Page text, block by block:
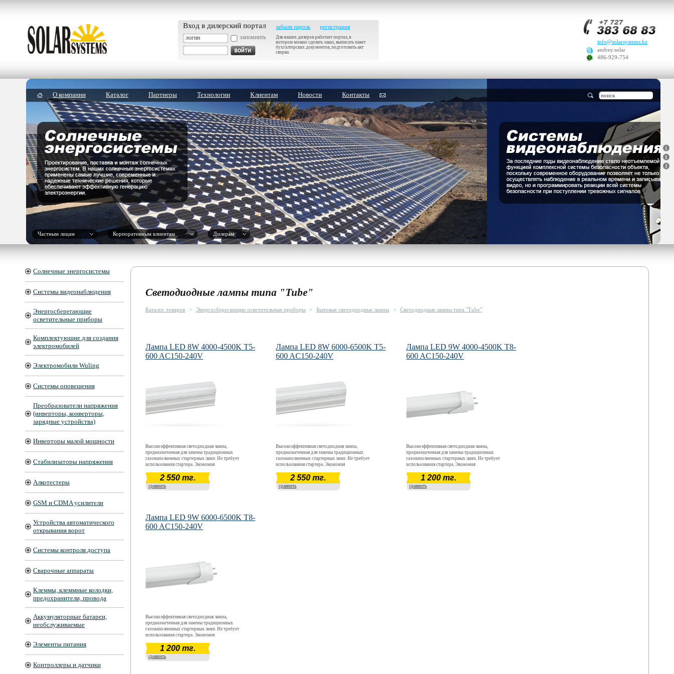
Вход в дилерский портал
запомнить
забыли пароль регистрация
Для наших дилеров работает портал, в
котором можно сделать заказ, выписать пакет
бухгалтерских документов, подготовить акт
сверки.
info@solarsystems.kz
andrey.solar
486-929-754
О компании Каталог Партнеры Технологии Клиентам Новости Контакты
Частным лицам Корпоративным клиентам Дилерам
Солнечные энергосистемы
Системы видеонаблюдения
Энергосберегающие
осветительные приборы
Комплектующие для создания
электромобилей
Электромобили Wuling
Системы оповещения
Преобразователи напряжения
(инверторы, конверторы,
зарядные устройства)
Инверторы малой мощности
Стабилизаторы напряжения
Алкотестеры
GSM и CDMA усилители
Устройства автоматического
открывания ворот
Системы контроля доступа
Сварочные аппараты
Клеммы, клеммные колодки,
предохранители, провода
Аккумуляторные батареи,
необслуживаемые
Элементы питания
Контроллеры и датчики
Светодиодные лампы типа "Tube"
Каталог товаров > Энергосберегающие осветительные приборы > Бытовые светодиодные лампы > Светодиодные лампы типа "Tube"
Лампа LED 8W 4000-4500K T5-
600 AC150-240V
Высокоэффективная светодиодная лампа,
предназначенная для замены традиционных
газонаполненных стартерных ламп. Не требует
использования стартера. Экономия
традиционных ламп. Широкий диапазон входных
напряжений AC 150 - 240 В Устойчивость к
вибрации. Отсутствие пусковых токов при
2 550 тг.
сравнить
Лампа LED 8W 6000-6500K T5-
600 AC150-240V
Высокоэффективная светодиодная лампа,
предназначенная для замены традиционных
газонаполненных стартерных ламп. Не требует
использования стартера. Экономия
традиционных ламп. Широкий диапазон входных
напряжений AC 150 - 240 В Устойчивость к
вибрации. Отсутствие пусковых токов при
2 550 тг.
сравнить
Лампа LED 9W 4000-4500K T8-
600 AC150-240V
Высокоэффективная светодиодная лампа,
предназначенная для замены традиционных
газонаполненных стартерных ламп. Не требует
использования стартера. Экономия
традиционных ламп. Широкий диапазон входных
напряжений AC 150 - 240 В Устойчивость к
вибрации. Отсутствие пусковых токов при
1 200 тг.
сравнить
Лампа LED 9W 6000-6500K T8-
600 AC150-240V
Высокоэффективная светодиодная лампа,
предназначенная для замены традиционных
газонаполненных стартерных ламп. Не требует
использования стартера. Экономия
традиционных ламп. Широкий диапазон входных
напряжений AC 150 - 240 В Устойчивость к
вибрации. Отсутствие пусковых токов при
1 200 тг.
сравнить